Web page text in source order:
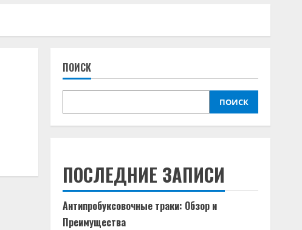
ПОИСК
ПОИСК
ПОСЛЕДНИЕ ЗАПИСИ
Антипробуксовочные траки: Обзор и
Преимущества